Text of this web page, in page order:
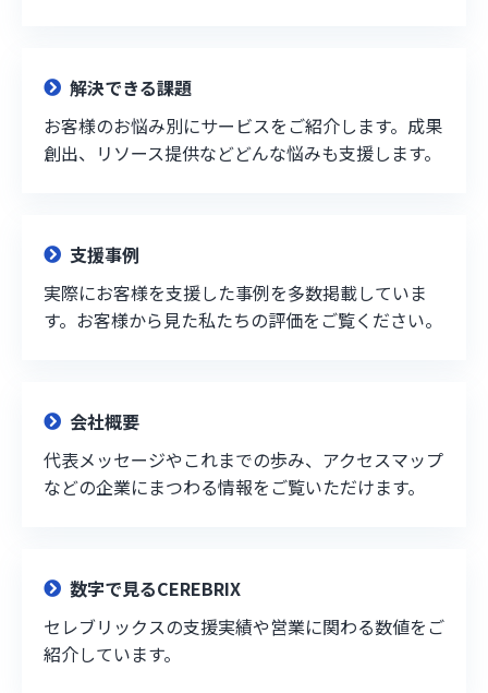
解決できる課題
お客様のお悩み別にサービスをご紹介します。成果
創出、リソース提供などどんな悩みも支援します。
支援事例
実際にお客様を支援した事例を多数掲載していま
す。お客様から見た私たちの評価をご覧ください。
会社概要
代表メッセージやこれまでの歩み、アクセスマップ
などの企業にまつわる情報をご覧いただけます。
数字で見るCEREBRIX
セレブリックスの支援実績や営業に関わる数値をご
紹介しています。